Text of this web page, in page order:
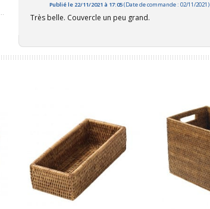
Publié le 22/11/2021 à 17:05(Date de commande : 02/11/2021)
Très belle. Couvercle un peu grand.